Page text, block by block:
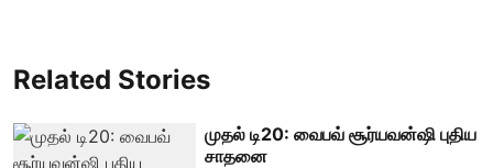
Related Stories
முதல் டி20: வைபவ் சூர்யவன்ஷி புதிய
சாதனை